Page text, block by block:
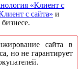
«Клиент с
с сайта» и
сайта в
но не гарантирует